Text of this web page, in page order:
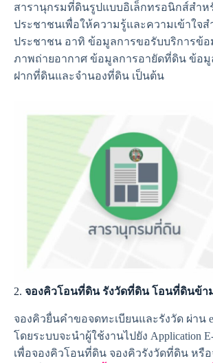
สารานุกรมที่ดินรูปแบบอิเล็กทรอนิกส์สำห
ประชาชนเพื่อให้ความรู้และความเข้าใจส
ประชาชน อาทิ ข้อมูลการขอรับบริการข้อ
ภาพถ่ายอากาศ ข้อมูลการอายัดที่ดิน ข้อมู
ฝากที่ดินและจำนองที่ดิน เป็นต้น
2. จองคิวโอนที่ดิน รังวัดที่ดิน โอนที่ดินข้า
จองคิวยื่นคำขอจดทะเบียนและรังวัด ผ่าน
โดยระบบจะนำผู้ใช้งานไปยัง Application
เพื่อจองคิวโอนที่ดิน จองคิวรังวัดที่ดิน หรื